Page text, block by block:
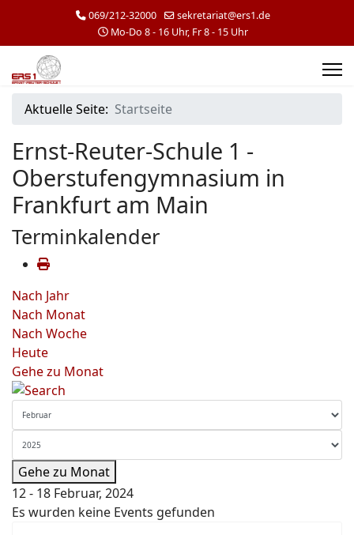
069/212-32000
sekretariat@ers1.de
Mo-Do 8 - 16 Uhr, Fr 8 - 15 Uhr
Aktuelle Seite: Startseite
Ernst-Reuter-Schule 1 -
Oberstufengymnasium in
Frankfurt am Main
Terminkalender
Nach Jahr
Nach Monat
Nach Woche
Heute
Gehe zu Monat
Gehe zu Monat
12 - 18 Februar, 2024
Es wurden keine Events gefunden